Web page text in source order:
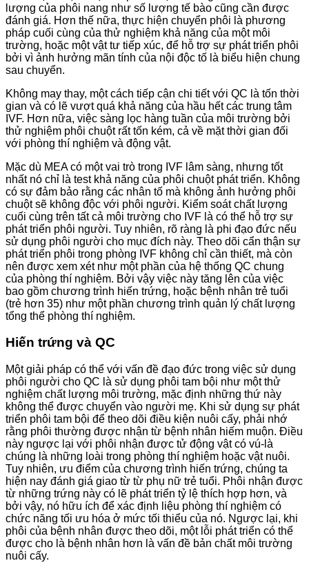
lượng của phôi nang như số lượng tế bào cũng cần được
đánh giá. Hơn thế nữa, thực hiện chuyển phôi là phương
pháp cuối cùng của thử nghiệm khả năng của một môi
trường, hoặc một vật tư tiếp xúc, để hỗ trợ sự phát triển phôi
bởi vì ảnh hưởng mãn tính của nội độc tố là biểu hiện chung
sau chuyển.
Không may thay, một cách tiếp cận chi tiết với QC là tốn thời
gian và có lẽ vượt quá khả năng của hầu hết các trung tâm
IVF. Hơn nữa, việc sàng lọc hàng tuần của môi trường bởi
thử nghiệm phôi chuột rất tốn kém, cả về mặt thời gian đối
với phòng thí nghiệm và động vật.
Mặc dù MEA có một vai trò trong IVF lâm sàng, nhưng tốt
nhất nó chỉ là test khả năng của phôi chuột phát triển. Không
có sự đảm bảo rằng các nhân tố mà không ảnh hưởng phôi
chuột sẽ không độc với phôi người. Kiểm soát chất lượng
cuối cùng trên tất cả môi trường cho IVF là có thể hỗ trợ sự
phát triển phôi người. Tuy nhiên, rõ ràng là phi đạo đức nếu
sử dụng phôi người cho mục đích này. Theo dõi cẩn thận sự
phát triển phôi trong phòng IVF không chỉ cần thiết, mà còn
nên được xem xét như một phần của hệ thống QC chung
của phòng thí nghiệm. Bởi vậy việc này tăng lên của việc
bao gồm chương trình hiến trứng, hoặc bệnh nhân trẻ tuổi
(trẻ hơn 35) như một phần chương trình quản lý chất lượng
tổng thể phòng thí nghiệm.
Hiến trứng và QC
Một giải pháp có thể với vấn đề đạo đức trong việc sử dụng
phôi người cho QC là sử dụng phôi tam bội như một thử
nghiệm chất lượng môi trường, mặc định những thứ này
không thể được chuyển vào người mẹ. Khi sử dụng sự phát
triển phôi tam bội để theo dõi điều kiện nuôi cấy, phải nhớ
rằng phôi thường được nhận từ bệnh nhân hiếm muộn. Điều
này ngược lại với phôi nhận được tử động vật có vú-là
chúng là những loài trong phòng thí nghiệm hoặc vật nuôi.
Tuy nhiên, ưu điểm của chương trình hiến trứng, chúng ta
hiện nay đánh giá giao từ từ phụ nữ trẻ tuổi. Phôi nhận được
từ những trứng này có lẽ phát triển tỷ lệ thích hợp hơn, và
bởi vậy, nó hữu ích để xác định liệu phòng thí nghiệm có
chức năng tối ưu hóa ở mức tối thiểu của nó. Ngược lại, khi
phôi của bệnh nhân được theo dõi, một lỗi phát triển có thể
được cho là bệnh nhân hơn là vấn đề bản chất môi trường
nuôi cấy.